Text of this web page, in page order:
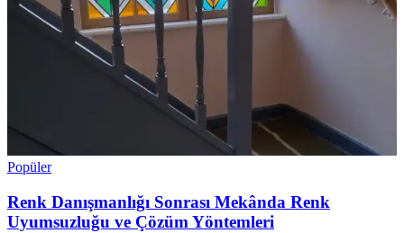
Popüler
Renk Danışmanlığı Sonrası Mekânda Renk
Uyumsuzluğu ve Çözüm Yöntemleri